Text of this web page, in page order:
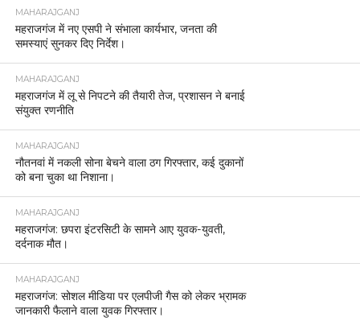
MAHARAJGANJ
महराजगंज में नए एसपी ने संभाला कार्यभार, जनता की
समस्याएं सुनकर दिए निर्देश।
MAHARAJGANJ
महराजगंज में लू से निपटने की तैयारी तेज, प्रशासन ने बनाई
संयुक्त रणनीति
MAHARAJGANJ
नौतनवां में नकली सोना बेचने वाला ठग गिरफ्तार, कई दुकानों
को बना चुका था निशाना।
MAHARAJGANJ
महराजगंज: छपरा इंटरसिटी के सामने आए युवक-युवती,
दर्दनाक मौत।
MAHARAJGANJ
महराजगंज: सोशल मीडिया पर एलपीजी गैस को लेकर भ्रामक
जानकारी फैलाने वाला युवक गिरफ्तार।